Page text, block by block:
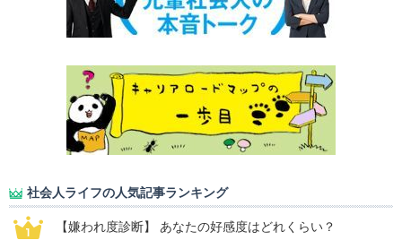
社会人ライフの人気記事ランキング
【嫌われ度診断】 あなたの好感度はどれくらい？